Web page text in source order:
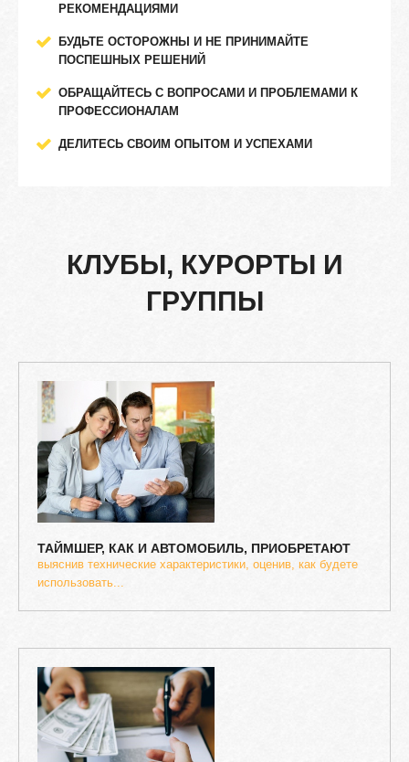
РЕКОМЕНДАЦИЯМИ
БУДЬТЕ ОСТОРОЖНЫ И НЕ ПРИНИМАЙТЕ
ПОСПЕШНЫХ РЕШЕНИЙ
ОБРАЩАЙТЕСЬ С ВОПРОСАМИ И ПРОБЛЕМАМИ К
ПРОФЕССИОНАЛАМ
ДЕЛИТЕСЬ СВОИМ ОПЫТОМ И УСПЕХАМИ
КЛУБЫ, КУРОРТЫ И
ГРУППЫ
ТАЙМШЕР, КАК И АВТОМОБИЛЬ, ПРИОБРЕТАЮТ
выяснив технические характеристики, оценив, как будете
использовать...